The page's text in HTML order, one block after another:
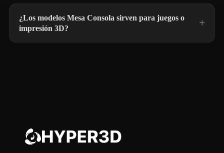
¿Los modelos Mesa Consola sirven para juegos o
impresión 3D?